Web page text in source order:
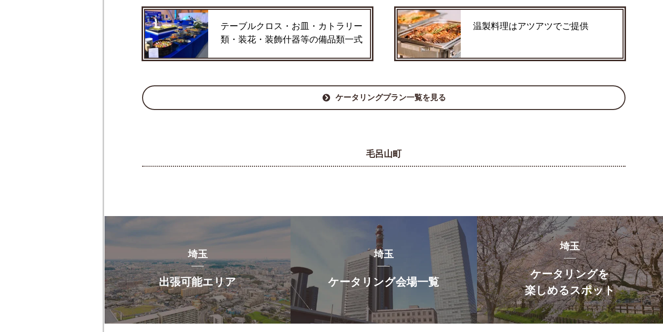
テーブルクロス・お皿・カトラリー
類・装花・装飾什器等の備品類一式
温製料理はアツアツでご提供
ケータリングプラン一覧を見る
毛呂山町
埼玉
出張可能エリア
埼玉
ケータリング会場一覧
埼玉
ケータリングを
楽しめるスポット